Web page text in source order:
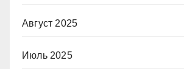
Август 2025
Июль 2025